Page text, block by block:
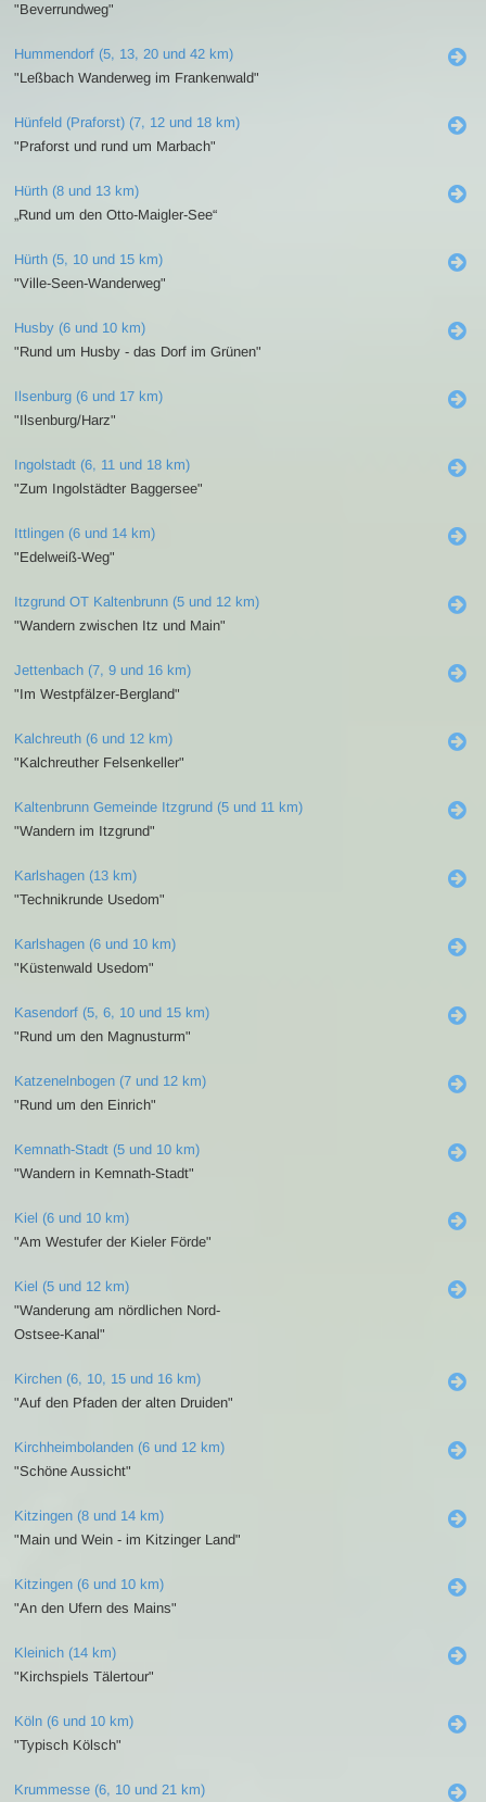
"Beverrundweg"
Hummendorf (5, 13, 20 und 42 km)
"Leßbach Wanderweg im Frankenwald"
Hünfeld (Praforst) (7, 12 und 18 km)
"Praforst und rund um Marbach"
Hürth (8 und 13 km)
„Rund um den Otto-Maigler-See“
Hürth (5, 10 und 15 km)
"Ville-Seen-Wanderweg"
Husby (6 und 10 km)
"Rund um Husby - das Dorf im Grünen"
Ilsenburg (6 und 17 km)
"Ilsenburg/Harz"
Ingolstadt (6, 11 und 18 km)
"Zum Ingolstädter Baggersee"
Ittlingen (6 und 14 km)
"Edelweiß-Weg"
Itzgrund OT Kaltenbrunn (5 und 12 km)
"Wandern zwischen Itz und Main"
Jettenbach (7, 9 und 16 km)
"Im Westpfälzer-Bergland"
Kalchreuth (6 und 12 km)
"Kalchreuther Felsenkeller"
Kaltenbrunn Gemeinde Itzgrund (5 und 11 km)
"Wandern im Itzgrund"
Karlshagen (13 km)
"Technikrunde Usedom"
Karlshagen (6 und 10 km)
"Küstenwald Usedom"
Kasendorf (5, 6, 10 und 15 km)
"Rund um den Magnusturm"
Katzenelnbogen (7 und 12 km)
"Rund um den Einrich"
Kemnath-Stadt (5 und 10 km)
"Wandern in Kemnath-Stadt"
Kiel (6 und 10 km)
"Am Westufer der Kieler Förde"
Kiel (5 und 12 km)
"Wanderung am nördlichen Nord-
Ostsee-Kanal"
Kirchen (6, 10, 15 und 16 km)
"Auf den Pfaden der alten Druiden"
Kirchheimbolanden (6 und 12 km)
"Schöne Aussicht"
Kitzingen (8 und 14 km)
"Main und Wein - im Kitzinger Land"
Kitzingen (6 und 10 km)
"An den Ufern des Mains"
Kleinich (14 km)
"Kirchspiels Tälertour"
Köln (6 und 10 km)
"Typisch Kölsch"
Krummesse (6, 10 und 21 km)